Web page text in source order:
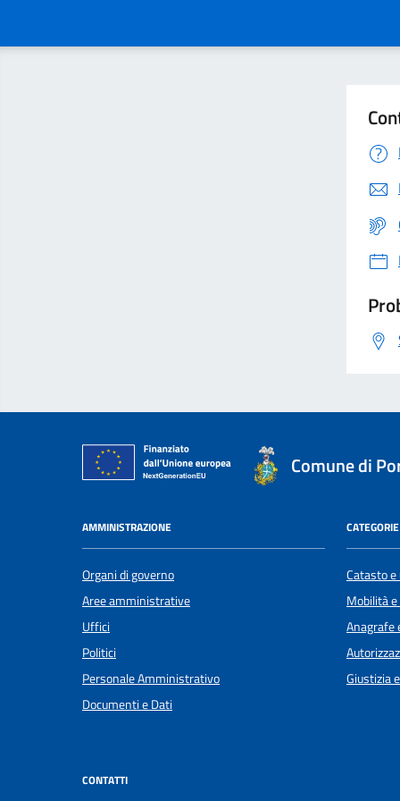
Comune di
AMMINISTRAZIONE
Organi di governo
Aree amministrative
Uffici
Politici
Personale Amministrativo
Documenti e Dati
Catasto
Mobilità
Anagrafe
Giustizia
CONTATTI